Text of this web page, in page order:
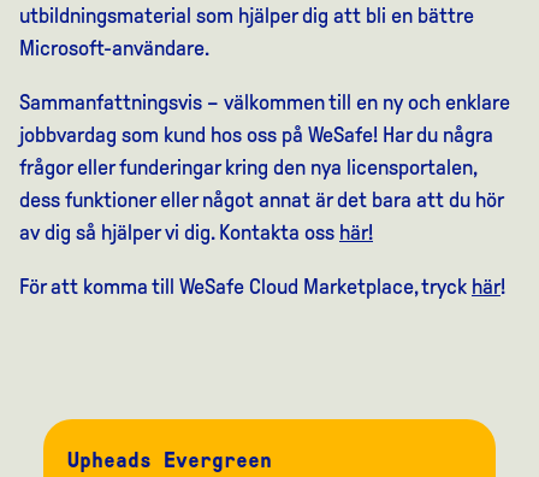
utbildningsmaterial som hjälper dig att bli en bättre
Microsoft-användare.
Sammanfattningsvis – välkommen till en ny och enklare
jobbvardag som kund hos oss på WeSafe! Har du några
frågor eller funderingar kring den nya licensportalen,
dess funktioner eller något annat är det bara att du hör
av dig så hjälper vi dig. Kontakta oss här!
För att komma till WeSafe Cloud Marketplace, tryck här!
Upheads Evergreen